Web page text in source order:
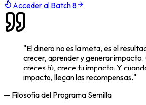
Acceder al Batch 8
"El dinero no es la meta, es el
crecer, aprender y generar impacto.
creces tú, crece tu impacto. Y
impacto, llegan las recompensas."
— Filosofía del Programa Semilla